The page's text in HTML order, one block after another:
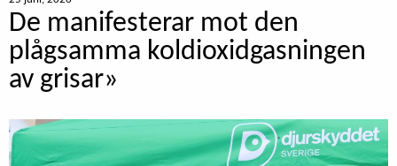
De manifesterar mot den
plågsamma koldioxidgasningen
av grisar»